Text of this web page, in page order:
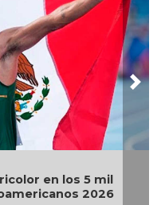
los 5 mil
2026
El